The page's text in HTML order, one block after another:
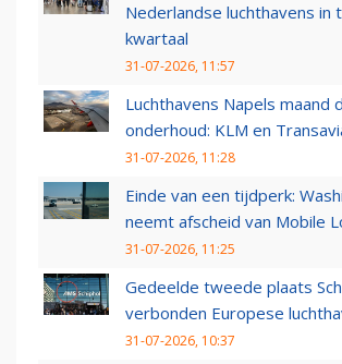
Nederlandse luchthavens in
kwartaal
31-07-2026, 11:57
Luchthavens Napels maand
onderhoud: KLM en
31-07-2026, 11:28
Einde van een tijdperk:
neemt afscheid van Mobile
31-07-2026, 11:25
Gedeelde tweede plaats
verbonden Europese
31-07-2026, 10:37